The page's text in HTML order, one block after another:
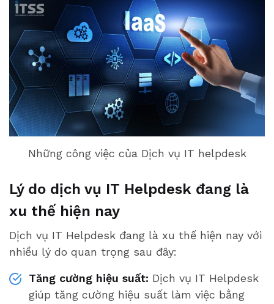
Những công việc của Dịch vụ IT helpdesk
Lý do dịch vụ IT Helpdesk đang là
xu thế hiện nay
Dịch vụ IT Helpdesk đang là xu thế hiện nay với
nhiều lý do quan trọng sau đây:
Tăng cường hiệu suất: Dịch vụ IT Helpdesk
giúp tăng cường hiệu suất làm việc bằng